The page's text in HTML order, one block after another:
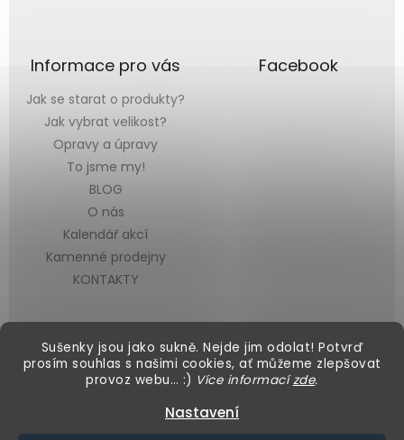
Sušenky jsou jako sukně. Nejde jim odolat! Potvrď
prosím souhlas s našimi cookies, ať můžeme zlepšovat
provoz webu… :) Více informacízde.
Nastavení
Informace pro vás
Jak se starat o produkty?
Jak vybrat velikost?
Opravy a úpravy
To jsme my!
BLOG
O nás
Kalendář akcí
Kamenné prodejny
KONTAKTY
Facebook
Vytvořil Shoptet &
Copyright 2026Black Mountain. Všechna práva vyhrazena.